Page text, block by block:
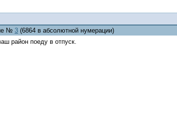
№ 3 (6864 в абсолютной нумерации)
район поеду в отпуск.